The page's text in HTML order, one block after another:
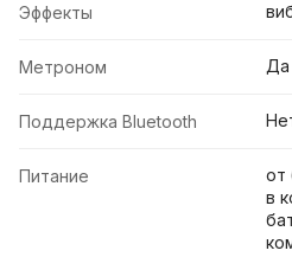
Эффекты
Метроном Да
Поддержка Bluetooth
Питание
от
в